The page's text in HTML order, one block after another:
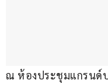
ณ ห้องประชุมแกรนด์